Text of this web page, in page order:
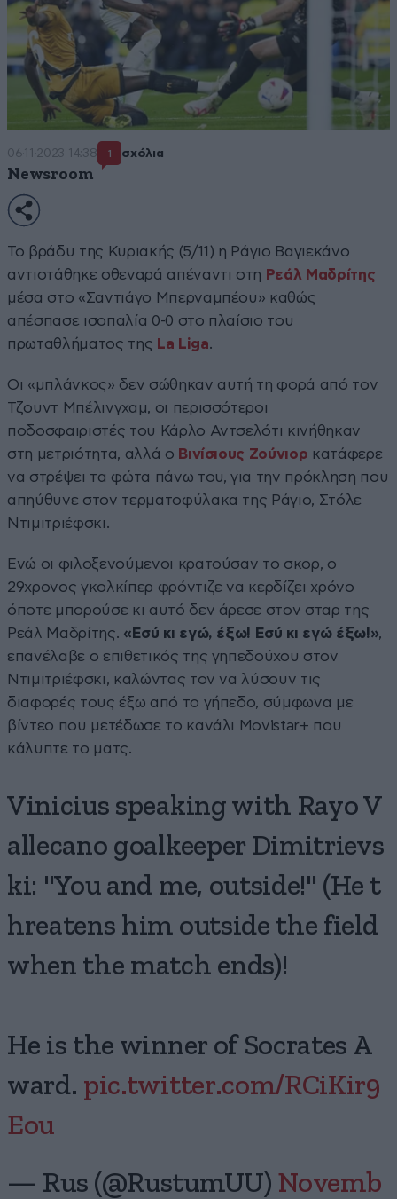
06·11·2023 14:38 1 σχόλια
Newsroom
Το βράδυ της Κυριακής (5/11) η Ράγιο Βαγιεκάνο
αντιστάθηκε σθεναρά απέναντι στη Ρεάλ Μαδρίτης
μέσα στο «Σαντιάγο Μπερναμπέου» καθώς
απέσπασε ισοπαλία 0-0 στο πλαίσιο του
πρωταθλήματος της La Liga.
Οι «μπλάνκος» δεν σώθηκαν αυτή τη φορά από τον
Τζουντ Μπέλινγχαμ, οι περισσότεροι
ποδοσφαιριστές του Κάρλο Αντσελότι κινήθηκαν
στη μετριότητα, αλλά ο Βινίσιους Ζούνιορ κατάφερε
να στρέψει τα φώτα πάνω του, για την πρόκληση που
απηύθυνε στον τερματοφύλακα της Ράγιο, Στόλε
Ντιμιτριέφσκι.
Ενώ οι φιλοξενούμενοι κρατούσαν το σκορ, ο
29χρονος γκολκίπερ φρόντιζε να κερδίζει χρόνο
όποτε μπορούσε κι αυτό δεν άρεσε στον σταρ της
Ρεάλ Μαδρίτης. «Εσύ κι εγώ, έξω! Εσύ κι εγώ έξω!»,
επανέλαβε ο επιθετικός της γηπεδούχου στον
Ντιμιτριέφσκι, καλώντας τον να λύσουν τις
διαφορές τους έξω από το γήπεδο, σύμφωνα με
βίντεο που μετέδωσε το κανάλι Movistar+ που
κάλυπτε το ματς.
Vinicius speaking with Rayo V
allecano goalkeeper Dimitrievs
ki: "You and me, outside!" (He t
hreatens him outside the field
when the match ends)!
He is the winner of Socrates A
ward. pic.twitter.com/RCiKir9
Eou
— Rus (@RustumUU) Novemb